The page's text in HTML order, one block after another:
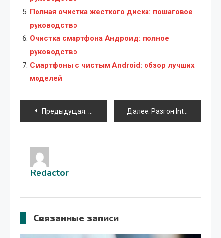
Полная очистка жесткого диска: пошаговое
руководство
Очистка смартфона Андроид: полное
руководство
Смартфоны с чистым Android: обзор лучших
моделей
Навигация
по
записям
Предыдущая: Установка и использование программ
Далее: Разгон Intel i7 4770k: пошаговое руководство
Redactor
Связанные записи